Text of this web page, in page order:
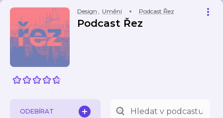
Design , Umění Podcast Řez
Podcast Řez
ODEBÍRAT